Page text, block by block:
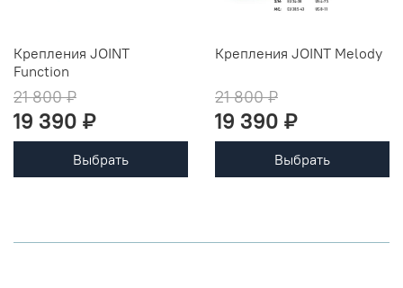
Крепления JOINT
Function
21 800 ₽
19 390 ₽
Выбрать
Крепления JOINT Melody
21 800 ₽
19 390 ₽
Выбрать